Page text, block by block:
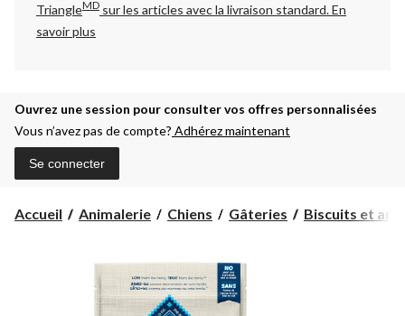
TriangleMD sur les articles avec la livraison standard.En
savoir plus
Ouvrez une session pour consulter vos offres personnalisées
Vous n’avez pas de compte? Adhérez maintenant
Se connecter
Accueil Animalerie Chiens Gâteries Biscuits et